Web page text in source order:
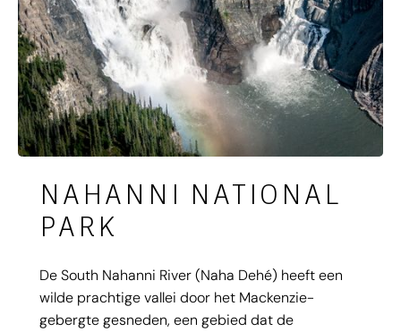
NAHANNI NATIONAL
PARK
De South Nahanni River (Naha Dehé) heeft een
wilde prachtige vallei door het Mackenzie-
gebergte gesneden, een gebied dat de